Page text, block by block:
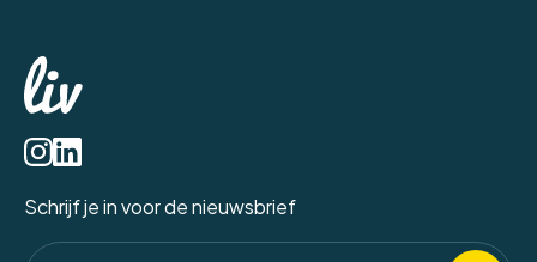
Schrijf je in voor de nieuwsbrief